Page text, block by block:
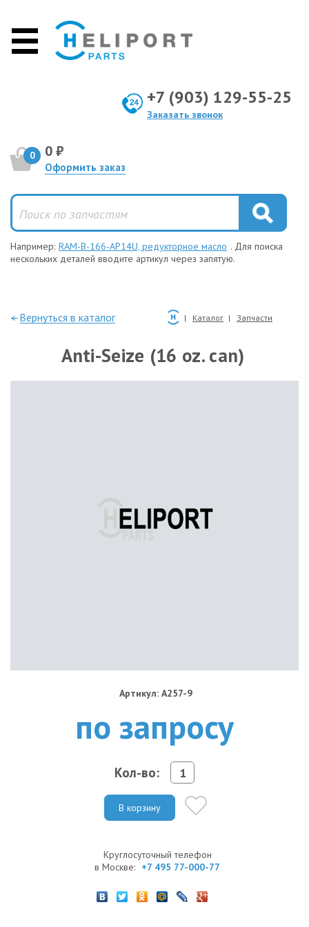
+7 (903) 129-55-25
Заказать звонок
0 0 ₽
Оформить заказ
Например: RAM-B-166-AP14U, редукторное масло . Для поиска
нескольких деталей вводите артикул через запятую.
—Вернуться в каталог Каталог Запчасти
Anti-Seize (16 oz. can)
Артикул: A257-9
по запросу
Кол-во:
В корзину
Круглосуточный телефон
в Москве: +7 495 77-000-77